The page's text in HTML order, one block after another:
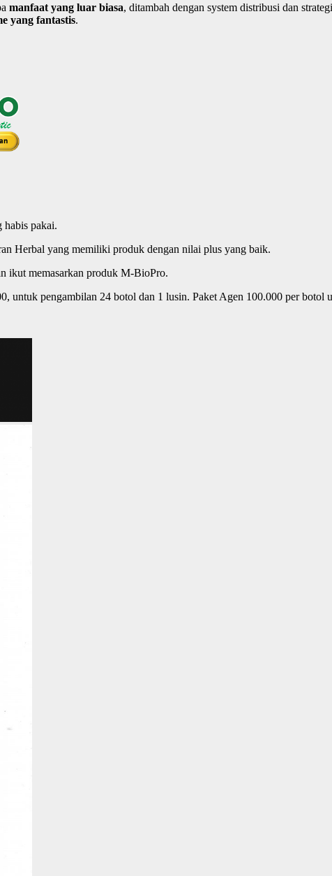
manfaat yang luar biasa, ditambah dengan system distribusi dan
yang fantastis.
habis pakai.
Herbal yang memiliki produk dengan nilai plus yang baik.
ikut memasarkan produk M-BioPro.
untuk pengambilan 24 botol dan 1 lusin. Paket Agen 100.000 per